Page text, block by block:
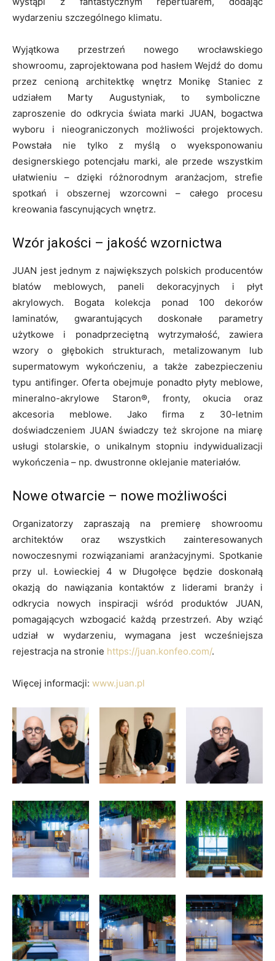
wydarzeniu szczególnego klimatu.
Wyjątkowa przestrzeń nowego wrocławskiego
showroomu, zaprojektowana pod hasłem Wejdź do domu
przez cenioną architektkę wnętrz Monikę Staniec z
udziałem Marty Augustyniak, to symboliczne
zaproszenie do odkrycia świata marki JUAN, bogactwa
wyboru i nieograniczonych możliwości projektowych.
Powstała nie tylko z myślą o wyeksponowaniu
designerskiego potencjału marki, ale przede wszystkim
ułatwieniu – dzięki różnorodnym aranżacjom, strefie
spotkań i obszernej wzorcowni – całego procesu
kreowania fascynujących wnętrz.
Wzór jakości – jakość wzornictwa
JUAN jest jednym z największych polskich producentów
blatów meblowych, paneli dekoracyjnych i płyt
akrylowych. Bogata kolekcja ponad 100 dekorów
laminatów, gwarantujących doskonałe parametry
użytkowe i ponadprzeciętną wytrzymałość, zawiera
wzory o głębokich strukturach, metalizowanym lub
supermatowym wykończeniu, a także zabezpieczeniu
typu antifinger. Oferta obejmuje ponadto płyty meblowe,
mineralno-akrylowe Staron®, fronty, okucia oraz
akcesoria meblowe. Jako firma z 30-letnim
doświadczeniem JUAN świadczy też skrojone na miarę
usługi stolarskie, o unikalnym stopniu indywidualizacji
wykończenia – np. dwustronne oklejanie materiałów.
Nowe otwarcie – nowe możliwości
Organizatorzy zapraszają na premierę showroomu
architektów oraz wszystkich zainteresowanych
nowoczesnymi rozwiązaniami aranżacyjnymi. Spotkanie
przy ul. Łowieckiej 4 w Długołęce będzie doskonałą
okazją do nawiązania kontaktów z liderami branży i
odkrycia nowych inspiracji wśród produktów JUAN,
pomagających wzbogacić każdą przestrzeń. Aby wziąć
udział w wydarzeniu, wymagana jest wcześniejsza
rejestracja na stronie https://juan.konfeo.com/.
Więcej informacji: www.juan.pl